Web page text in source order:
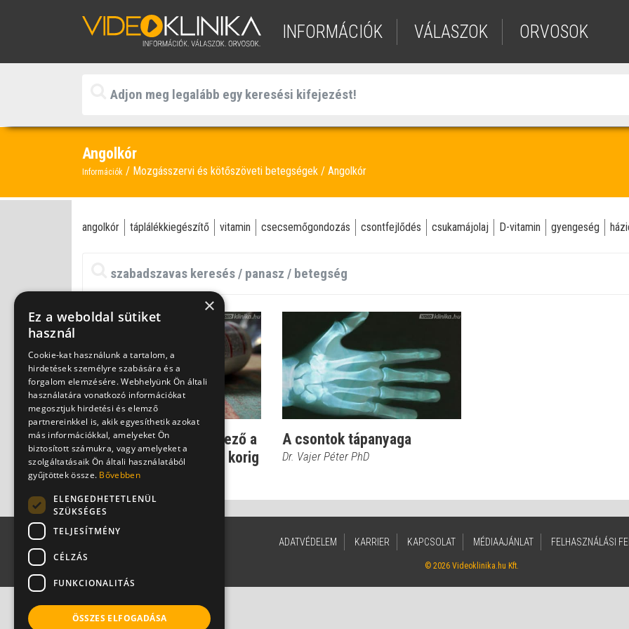
INFORMÁCIÓK VÁLASZOK ORVOSOK
Angolkór
Információk Mozgásszervi és kötőszöveti betegségek Angolkór
angolkór táplálékkiegészítő vitamin csecsemőgondozás csontfejlődés csukamájolaj D-vitamin gyengeség
Megelőzés: Ezért kötelező a
D-vitamin pótlás 1 éves korig
Dr. Bókay János
A csontok tápanyaga
Dr. Vajer Péter PhD
ADATVÉDELEM KARRIER KAPCSOLAT MÉDIAAJÁNLAT FELHASZNÁLÁSI
© 2026 Videoklinika.hu Kft.
×
Ez a weboldal sütiket
használ
Cookie-kat használunk a tartalom, a
hirdetések személyre szabására és a
forgalom elemzésére. Webhelyünk Ön általi
használatára vonatkozó információkat
megosztjuk hirdetési és elemző
partnereinkkel is, akik egyesíthetik azokat
más információkkal, amelyeket Ön
biztosított számukra, vagy amelyeket a
szolgáltatásaik Ön általi használatából
gyűjtöttek össze. Bővebben
ELENGEDHETETLENÜL
SZÜKSÉGES
TELJESÍTMÉNY
CÉLZÁS
FUNKCIONALITÁS
ÖSSZES ELFOGADÁSA